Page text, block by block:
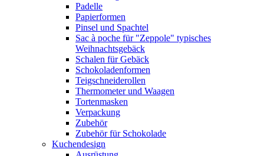
Padelle
Papierformen
Pinsel und Spachtel
Sac à poche für "Zeppole" typisches
Weihnachtsgebäck
Schalen für Gebäck
Schokoladenformen
Teigschneiderollen
Thermometer und Waagen
Tortenmasken
Verpackung
Zubehör
Zubehör für Schokolade
Kuchendesign